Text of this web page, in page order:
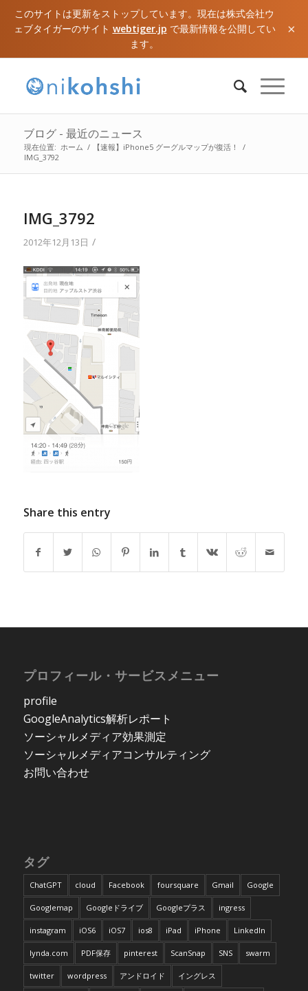
このサイトは更新をストップしています。現在は株式会社ウ
ェブタイガーのサイト webtiger.jp で最新情報を公開してい
ます。
×
ブログ - 最近のニュース
現在位置: ホーム / 【速報】iPhone5 グーグルマップが復活！
/
IMG_3792
IMG_3792
2012年12月13日 /
Share this entry
プロフィール・サービスメニュー
profile
GoogleAnalytics解析レポート
ソーシャルメディア効果測定
ソーシャルメディアコンサルティング
お問い合わせ
タグ
ChatGPT cloud Facebook foursquare Gmail Google
Googlemap Googleドライブ Googleプラス ingress
instagram iOS6 iOS7 ios8 iPad iPhone LinkedIn
lynda.com PDF保存 pinterest ScanSnap SNS swarm
twitter wordpress アンドロイド イングレス